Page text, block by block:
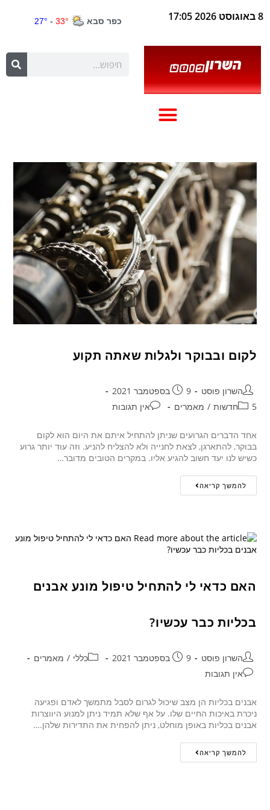
8 באוגוסט 2026 17:05
לקום ובבוקר ולגלות שאתה תקוע
השרון פוסט
9 בספטמבר 2021
5חדשות
/ מאמרים אין תגובות
אחד הדברים הגרועים שניתן להתחיל איתם את היום הוא לקום
בבוקר, להתארגן, לצאת לחנייה ולא להצליח להניע. וזה עוד יותר גרוע
כשיש לנו יעד חשוב להגיע אליו. במקרים הטובים מדובר…
להמשך קריאה
האם כדאי לי להתחיל טיפול מונע אבנים
בכליות כבר עכשיו?
השרון פוסט 9 בספטמבר 2021 כללי / מאמרים
אין תגובות
אבנים בכליות הן מצב שיכול לגרום לסבל מתמשך לאדם ופגיעה
ניכרת באיכות החיים שלו. על אף שלא תמיד ניתן למנוע היווצרות
אבנים בכליות באופן מוחלט, ניתן להפחית את התדירות שלהן.…
להמשך קריאה